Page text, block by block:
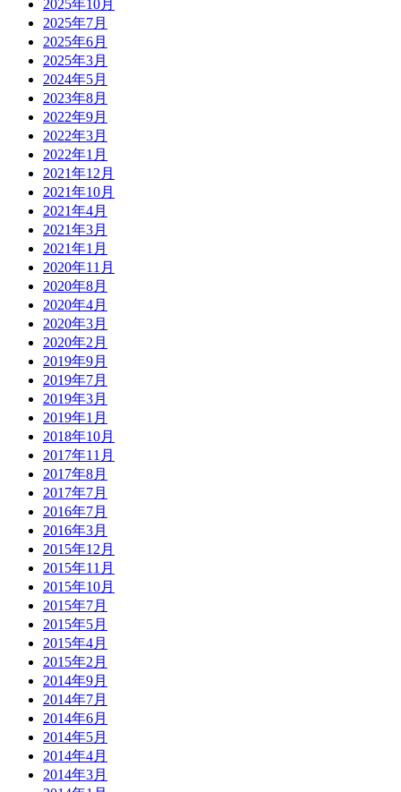
2025年10月
2025年7月
2025年6月
2025年3月
2024年5月
2023年8月
2022年9月
2022年3月
2022年1月
2021年12月
2021年10月
2021年4月
2021年3月
2021年1月
2020年11月
2020年8月
2020年4月
2020年3月
2020年2月
2019年9月
2019年7月
2019年3月
2019年1月
2018年10月
2017年11月
2017年8月
2017年7月
2016年7月
2016年3月
2015年12月
2015年11月
2015年10月
2015年7月
2015年5月
2015年4月
2015年2月
2014年9月
2014年7月
2014年6月
2014年5月
2014年4月
2014年3月